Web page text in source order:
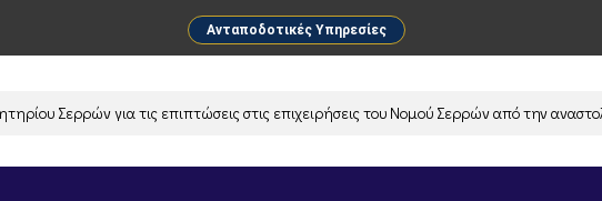
Ανταποδοτικές Υπηρεσίες
Σερρών για τις επιπτώσεις στις επιχειρήσεις του Νομού Σερρών από την αναστολή